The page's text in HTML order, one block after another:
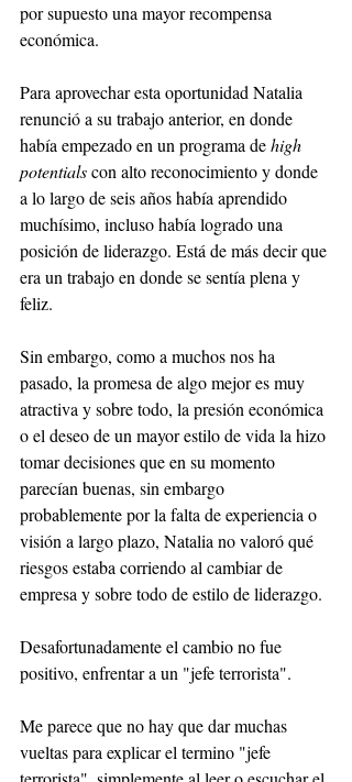
por supuesto una mayor recompensa
económica.
Para aprovechar esta oportunidad Natalia
renunció a su trabajo anterior, en donde
había empezado en un programa de high
potentials con alto reconocimiento y donde
a lo largo de seis años había aprendido
muchísimo, incluso había logrado una
posición de liderazgo. Está de más decir que
era un trabajo en donde se sentía plena y
feliz.
Sin embargo, como a muchos nos ha
pasado, la promesa de algo mejor es muy
atractiva y sobre todo, la presión económica
o el deseo de un mayor estilo de vida la hizo
tomar decisiones que en su momento
parecían buenas, sin embargo
probablemente por la falta de experiencia o
visión a largo plazo, Natalia no valoró qué
riesgos estaba corriendo al cambiar de
empresa y sobre todo de estilo de liderazgo.
Desafortunadamente el cambio no fue
positivo, enfrentar a un "jefe terrorista".
Me parece que no hay que dar muchas
vueltas para explicar el termino "jefe